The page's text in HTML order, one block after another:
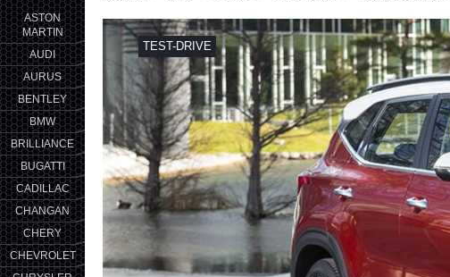
ASTON
MARTIN
AUDI
AURUS
BENTLEY
BMW
BRILLIANCE
BUGATTI
CADILLAC
CHANGAN
CHERY
CHEVROLET
TEST-DRIVE